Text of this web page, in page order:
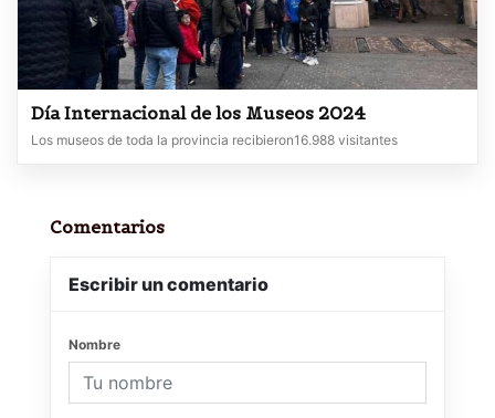
Día Internacional de los Museos 2024
Los museos de toda la provincia recibieron16.988 visitantes
Comentarios
Escribir un comentario
Nombre